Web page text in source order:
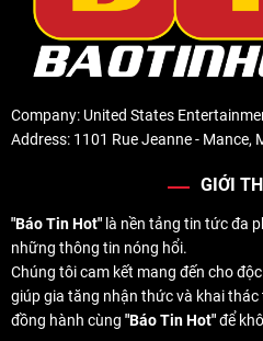
Company: United States
Address: 1101 Rue Jeanne - Mance,
GIỚI
"Báo Tin Hot" là nền tảng tin tức đa
những thông tin nóng hổi.
Chúng tôi cam kết mang đến cho
giúp gia tăng nhận thức và khai
đồng hành cùng "Báo Tin Hot"để